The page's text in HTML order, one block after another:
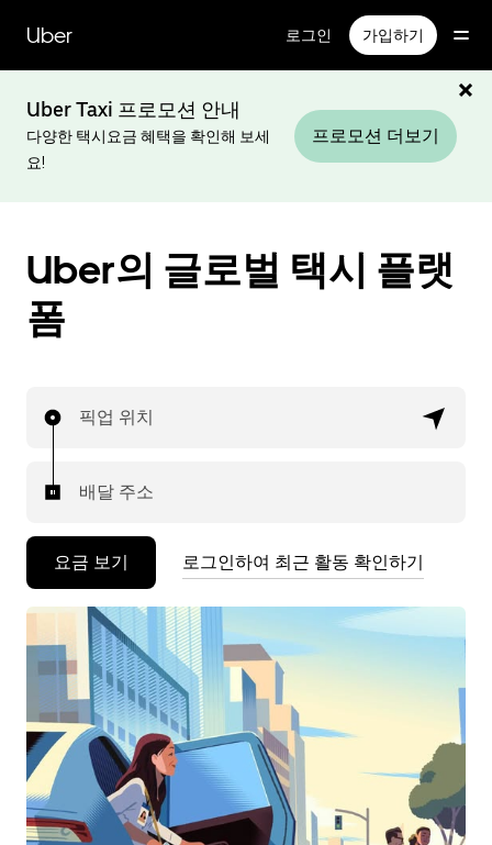
Uber 로그인 가입하기
Uber Taxi 프로모션 안내
다양한 택시요금 혜택을 확인해 보세
요!
프로모션 더보기
Uber의 글로벌 택시 플랫
폼
픽업 위치
배달 주소
요금 보기 로그인하여 최근 활동 확인하기